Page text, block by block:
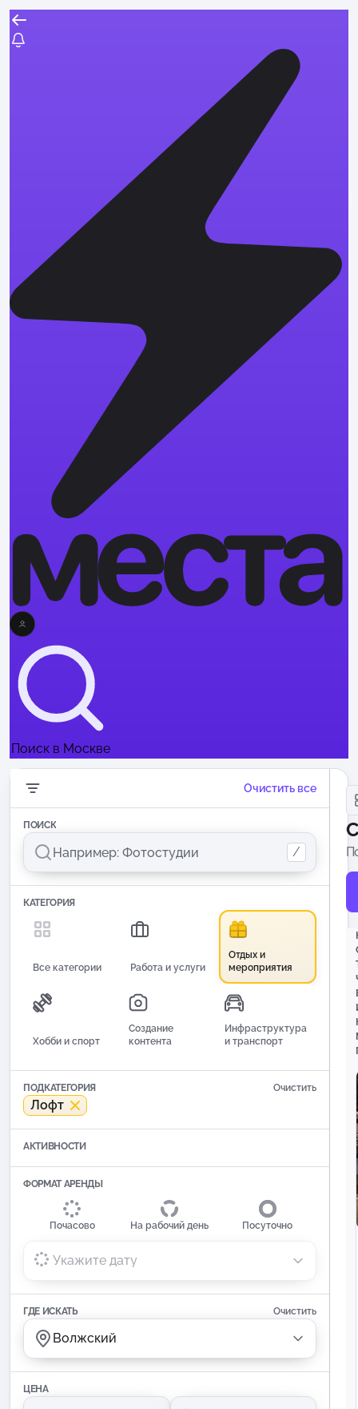
Поиск в Москве
Очистить все
ПОИСК
/
КАТЕГОРИЯ
Все категории Работа и услуги
Отдых и
мероприятия
Хобби и спорт
Создание
контента
Инфраструктура
и транспорт
ПОДКАТЕГОРИЯ Очистить
Лофт
АКТИВНОСТИ
ФОРМАТ АРЕНДЫ
Почасово На рабочий день Посуточно
Укажите дату
ГДЕ ИСКАТЬ Очистить
Волжский
ЦЕНА